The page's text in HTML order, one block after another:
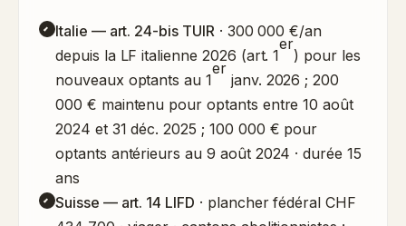
Italie — art. 24-bis TUIR· 300 000 €/an
depuis la LF italienne 2026 (art. 1
er
) pour les
nouveaux optants au 1
er
janv. 2026 ; 200
000 € maintenu pour optants entre 10 août
2024 et 31 déc. 2025 ; 100 000 € pour
optants antérieurs au 9 août 2024 · durée 15
ans
Suisse — art. 14 LIFD · plancher fédéral CHF